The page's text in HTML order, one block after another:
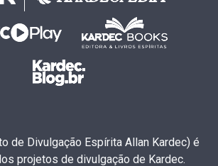
de Divulgação Espírita Allan Kardec) é
projetos de divulgação de Kardec.